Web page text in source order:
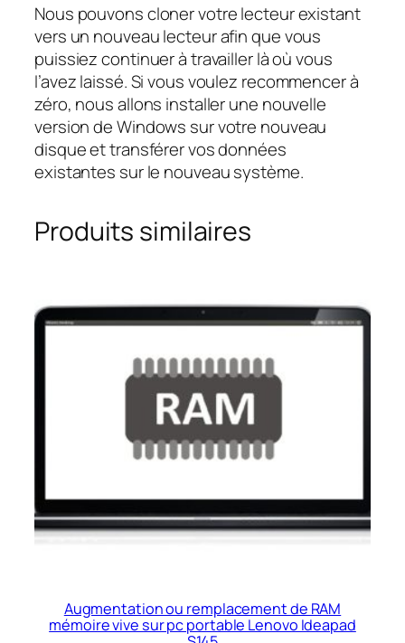
Nous pouvons cloner votre lecteur existant
vers un nouveau lecteur afin que vous
puissiez continuer à travailler là où vous
l’avez laissé. Si vous voulez recommencer à
zéro, nous allons installer une nouvelle
version de Windows sur votre nouveau
disque et transférer vos données
existantes sur le nouveau système.
Produits similaires
Augmentation ou remplacement de RAM
mémoire vive sur pc portable Lenovo Ideapad